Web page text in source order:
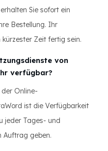
Sie sofort ein
Bestellung. Ihr
Zeit fertig sein.
von
verfügbar?
Online-
ist die Verfügbarkeit
jeder Tages- und
Auftrag geben.